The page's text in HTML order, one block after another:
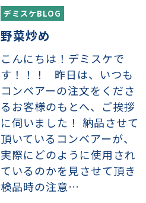
デミスケBLOG
野菜炒め
こんにちは！デミスケで
す！！！ 昨日は、いつも
コンベアーの注文をくださ
るお客様のもとへ、ご挨拶
に伺いました！ 納品させて
頂いているコンベアーが、
実際にどのように使用され
ているのかを見させて頂き
検品時の注意…